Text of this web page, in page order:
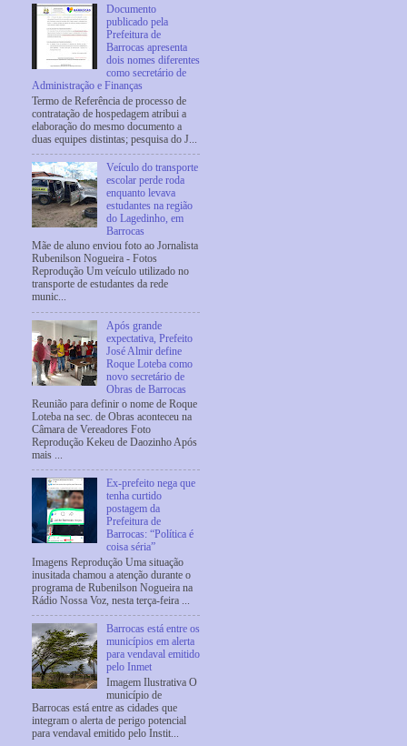
Documento
publicado pela
Prefeitura de
Barrocas apresenta
dois nomes diferentes
como secretário de
Administração e Finanças
Termo de Referência de processo de
contratação de hospedagem atribui a
elaboração do mesmo documento a
duas equipes distintas; pesquisa do J...
Veículo do transporte
escolar perde roda
enquanto levava
estudantes na região
do Lagedinho, em
Barrocas
Mãe de aluno enviou foto ao Jornalista
Rubenilson Nogueira - Fotos
Reprodução Um veículo utilizado no
transporte de estudantes da rede
munic...
Após grande
expectativa, Prefeito
José Almir define
Roque Loteba como
novo secretário de
Obras de Barrocas
Reunião para definir o nome de Roque
Loteba na sec. de Obras aconteceu na
Câmara de Vereadores Foto
Reprodução Kekeu de Daozinho Após
mais ...
Ex-prefeito nega que
tenha curtido
postagem da
Prefeitura de
Barrocas: “Política é
coisa séria”
Imagens Reprodução Uma situação
inusitada chamou a atenção durante o
programa de Rubenilson Nogueira na
Rádio Nossa Voz, nesta terça-feira ...
Barrocas está entre os
municípios em alerta
para vendaval emitido
pelo Inmet
Imagem Ilustrativa O
município de
Barrocas está entre as cidades que
integram o alerta de perigo potencial
para vendaval emitido pelo Instit...